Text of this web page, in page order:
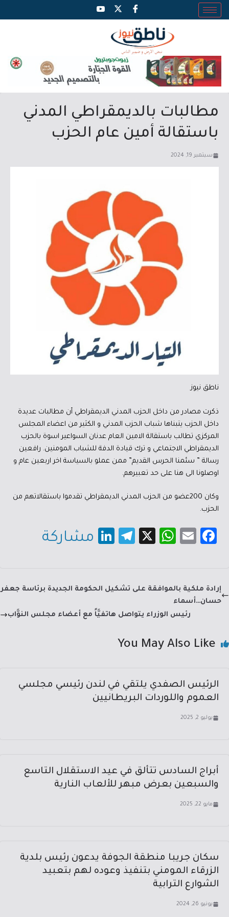
مطالبات بالديمقراطي المدني
باستقالة أمين عام الحزب
سبتمبر 19, 2024
ناطق نيوز
ذكرت مصادر من داخل الحزب المدني الديمقراطي أن مطالبات عديدة
داخل الحزب يتبناها شباب الحزب المدني و الكثير من اعضاء المجلس
المركزي تطالب باستقالة الامين العام عدنان السواعير اسوة بالحزب
الديمقراطي الاجتماعي و ترك قيادة الدفة للشباب المومنين. رافعين
رسالة ” سئمنا الحرس القديم” ممن عملو بالسياسة اخر اربعين عام و
اوصلونا الى هنا على حد تعبيرهم.
وكان 200عضو من الحزب المدني الديمقراطي تقدموا باستقالاتهم من
الحزب.
Fa
b
o
ok
E
W
sA
p
X
Te
a
Li
dI
مشاركة
إرادة ملكية بالموافقة على تشكيل الحكومة الجديدة برئاسة جعفر
حسان…أسماء
رئيس الوزراء يتواصل هاتفيَّاً مع أعضاء مجلس النوَّاب
You May Also Like
الرئيس الصفدي يلتقي في لندن رئيسي مجلسي
العموم واللوردات البريطانيين
يوليو 2, 2025
أبراج السادس تتألق في عيد الاستقلال التاسع
والسبعين بعرض مبهر للألعاب النارية
مايو 22, 2025
سكان جريبا منطقة الجوفة يدعون رئيس بلدية
الزرقاء المومني بتنفيذ وعوده لهم بتعبيد
الشوارع الترابية
يونيو 26, 2024